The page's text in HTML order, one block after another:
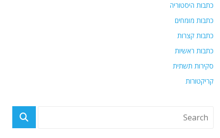
כתבות היסטוריה
כתבות מומחים
כתבות קצרות
כתבות ראשיות
סקירות תשתית
קריקטורות